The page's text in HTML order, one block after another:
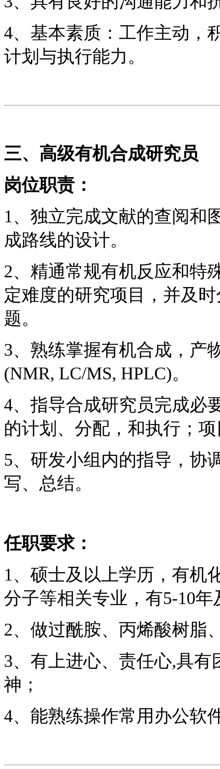
4、基本素质：工作主动，
计划与执行能力。
三、高级有机合成研究员
岗位职责：
1、独立完成文献的查阅和
成路线的设计。
2、精通常规有机反应和特
定难度的研究项目，并及
题。
3、熟练掌握有机合成，产
(NMR, LC/MS, HPLC)。
4、指导合成研究员完成必
的计划、分配，和执行；
5、研发小组内的指导，协
写、总结。
任职要求：
1、硕士及以上学历，有机
分子等相关专业，有5-10
2、做过酰胺、丙烯酸树脂
3、有上进心、责任心,具
神；
4、能熟练操作常用办公软